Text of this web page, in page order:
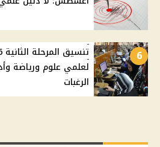
6
لعلمي علوم ورياضة
الرغبات